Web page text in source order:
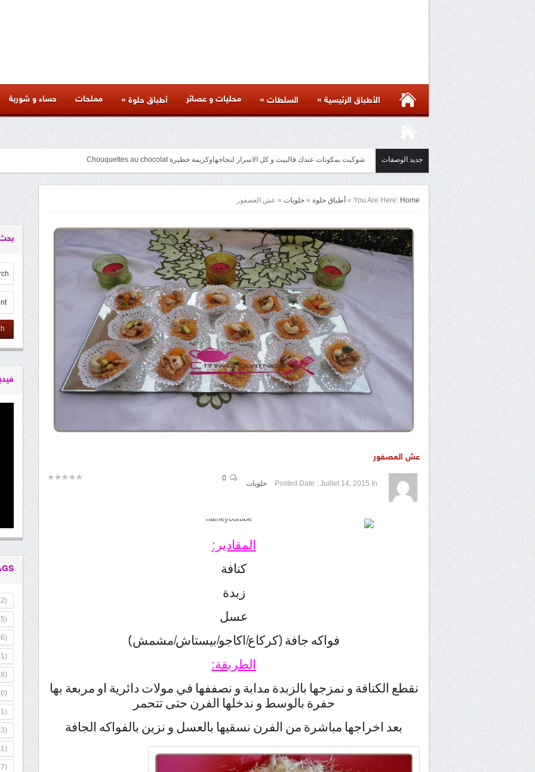
الأطباق الرئيسية » السلطات » محليات و عصائر أطباق حلوة » مملحات حساء و شوربة
جديد الوصفات شوكيت بمكونات عندك فالبيت و كل الاسرار لنجاحهاوكريمة خطيرة Chouquettes au chocolat
مائدة أسيوية بأكثر من ست وصفات متنوعة لذيذة بأسرار المطاعم وكل المراحل والنصائح والمكونات الخاصة بها
You Are Here: Home
» أطباق حلوة » حلويات » عش العصفور
عش العصفور
Posted Date : Juillet 14, 2015 In حلويات
0
المقادير:
كنافة
زبدة
عسل
فواكه جافة (كركاع/اكاجو/بيستاش/مشمش)
الطريقة:
نقطع الكنافة و نمزجها بالزبدة مدابة و نصففها في مولات دائرية او مربعة بها
حفرة بالوسط و ندخلها الفرن حتى تتحمر
بعد اخراجها مباشرة من الفرن نسقيها بالعسل و نزين بالفواكه الجافة